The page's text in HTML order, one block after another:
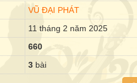
VŨ ĐẠI PHÁT
11 tháng 2 năm 2025
660
3 bài